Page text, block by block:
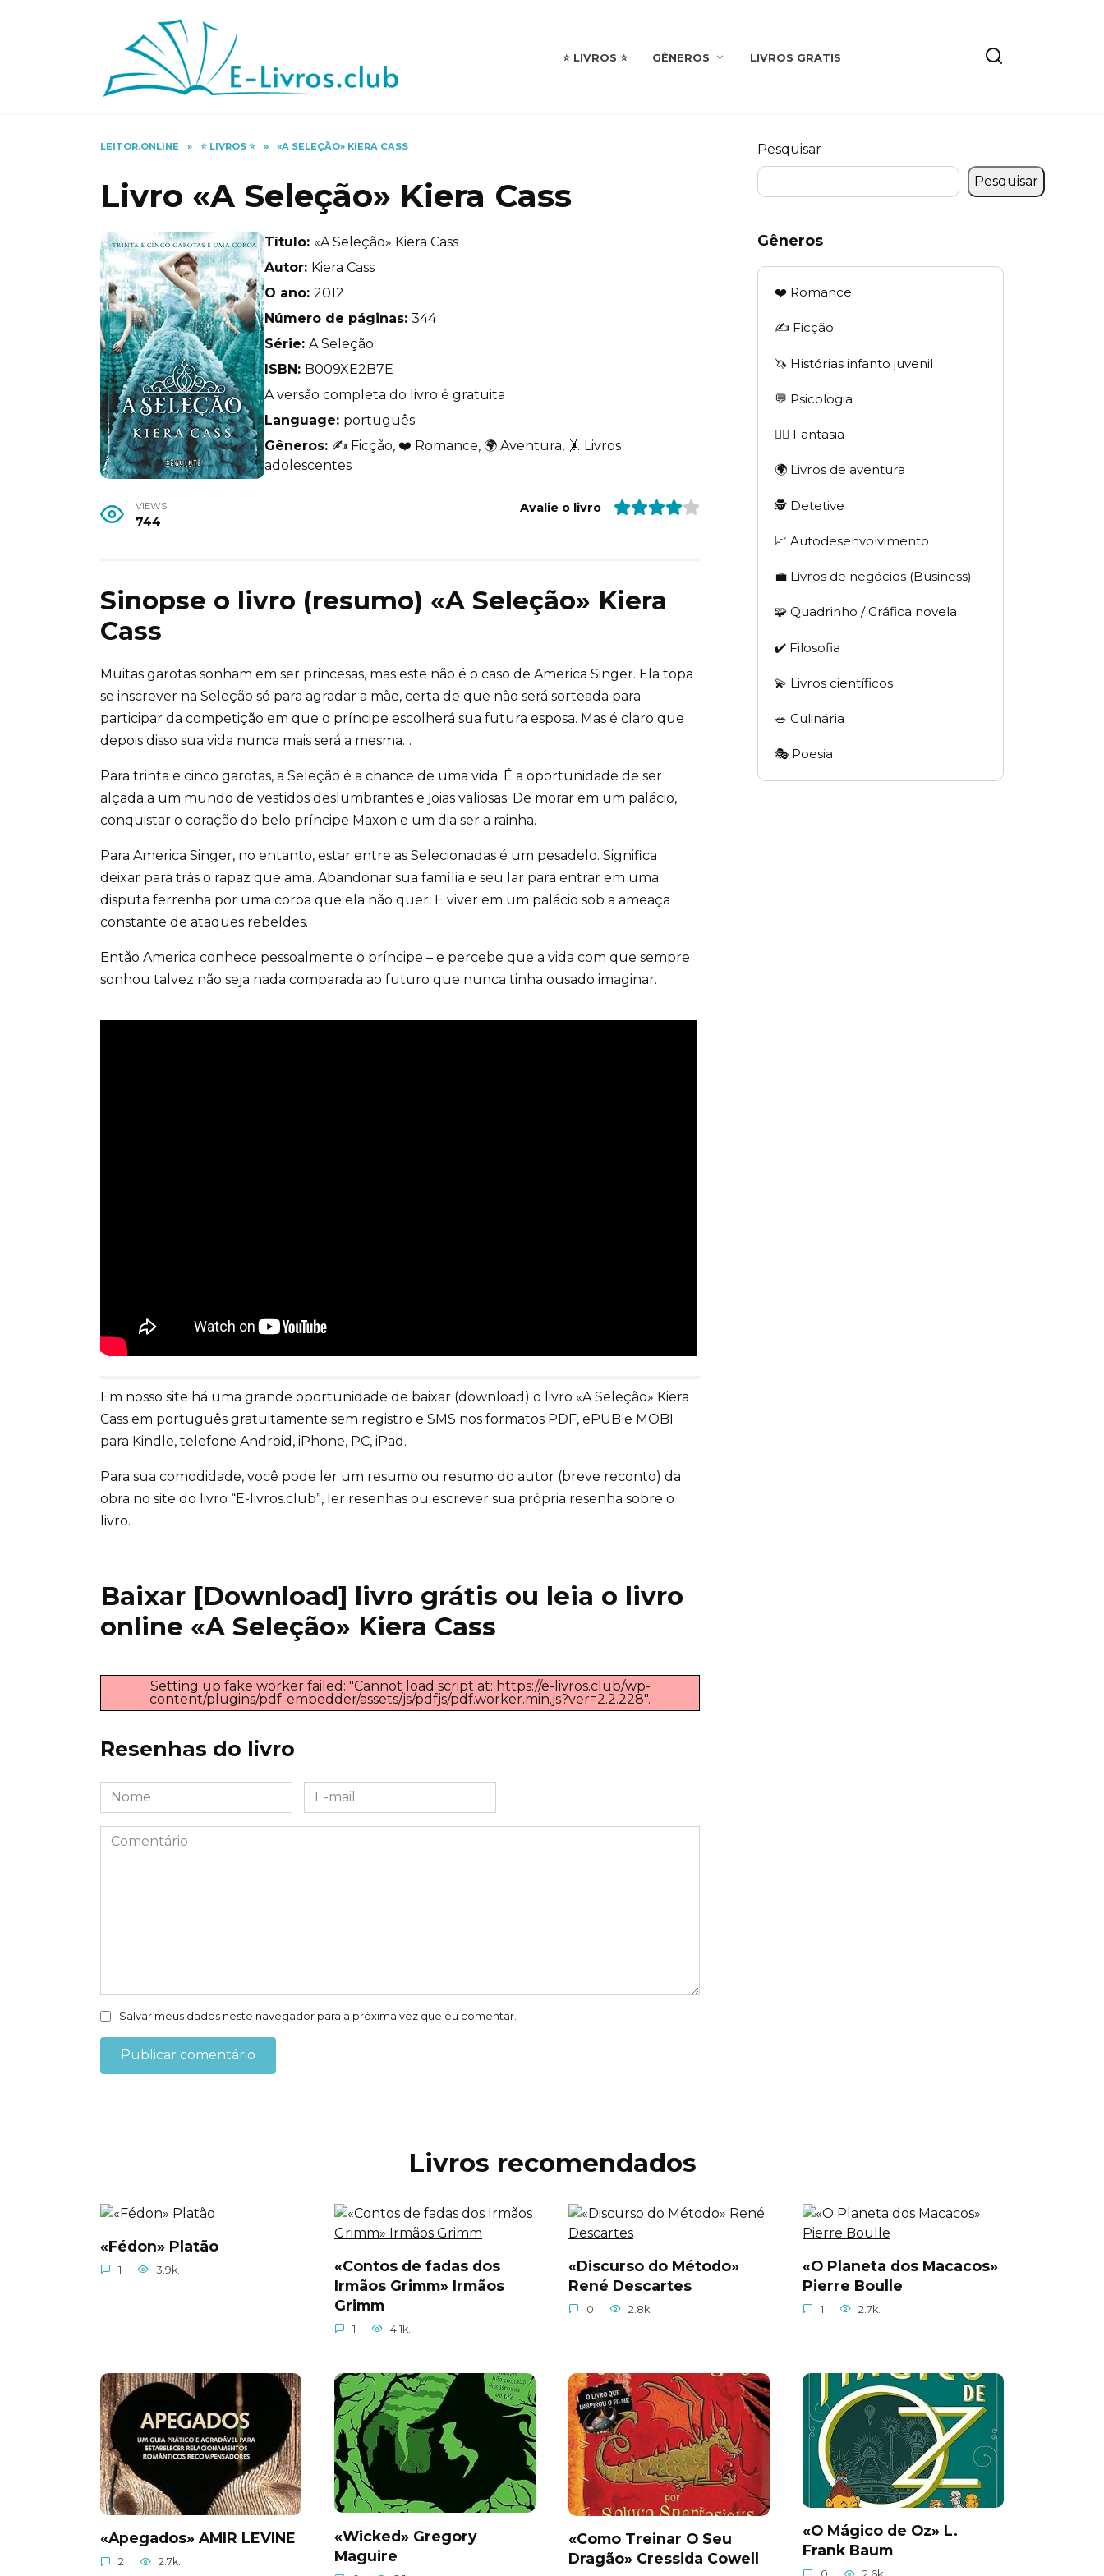
⭐️ LIVROS ⭐️ GÊNEROS LIVROS GRATIS
LEITOR.ONLINE » ⭐️ LIVROS ⭐️ » «A SELEÇÃO» KIERA CASS
Livro «A Seleção» Kiera Cass
Título: «A Seleção» Kiera Cass
Autor: Kiera Cass
O ano: 2012
Número de páginas: 344
Série: A Seleção
ISBN: B009XE2B7E
A versão completa do livro é gratuita
Language: português
Gêneros: ✍️ Ficção, ❤️ Romance, 🌍 Aventura, 🤸 Livros
adolescentes
VIEWS
744
Avalie o livro
Sinopse o livro (resumo) «A Seleção» Kiera
Cass
Muitas garotas sonham em ser princesas, mas este não é o caso de America Singer. Ela topa
se inscrever na Seleção só para agradar a mãe, certa de que não será sorteada para
participar da competição em que o príncipe escolherá sua futura esposa. Mas é claro que
depois disso sua vida nunca mais será a mesma…
Para trinta e cinco garotas, a Seleção é a chance de uma vida. É a oportunidade de ser
alçada a um mundo de vestidos deslumbrantes e joias valiosas. De morar em um palácio,
conquistar o coração do belo príncipe Maxon e um dia ser a rainha.
Para America Singer, no entanto, estar entre as Selecionadas é um pesadelo. Significa
deixar para trás o rapaz que ama. Abandonar sua família e seu lar para entrar em uma
disputa ferrenha por uma coroa que ela não quer. E viver em um palácio sob a ameaça
constante de ataques rebeldes.
Então America conhece pessoalmente o príncipe – e percebe que a vida com que sempre
sonhou talvez não seja nada comparada ao futuro que nunca tinha ousado imaginar.
Em nosso site há uma grande oportunidade de baixar (download) o livro «A Seleção» Kiera
Cass em português gratuitamente sem registro e SMS nos formatos PDF, ePUB e MOBI
para Kindle, telefone Android, iPhone, PC, iPad.
Para sua comodidade, você pode ler um resumo ou resumo do autor (breve reconto) da
obra no site do livro “E-livros.club”, ler resenhas ou escrever sua própria resenha sobre o
livro.
Baixar [Download] livro grátis ou leia o livro
online «A Seleção» Kiera Cass
Setting up fake worker failed: "Cannot load script at: https://e-livros.club/wp-
content/plugins/pdf-embedder/assets/js/pdfjs/pdf.worker.min.js?ver=2.2.228".
Resenhas do livro
Nome
*
E-
mail
*
Comentário
Salvar meus dados neste navegador para a próxima vez que eu comentar.
Pesquisar
Pesquisar
Gêneros
❤️ Romance
✍️ Ficção
🦄 Histórias infanto juvenil
💬 Psicologia
🧙‍♂️ Fantasia
🌍 Livros de aventura
🕵 Detetive
📈 Autodesenvolvimento
💼 Livros de negócios (Business)
🧩 Quadrinho / Gráfica novela
✔️ Filosofia
💫 Livros científicos
🥗 Culinária
🎭 Poesia
Livros recomendados
«Fédon» Platão
1 3.9k.
«Contos de fadas dos
Irmãos Grimm» Irmãos
Grimm
1 4.1k.
«Discurso do Método»
René Descartes
0 2.8k.
«O Planeta dos Macacos»
Pierre Boulle
1 2.7k.
«Apegados» AMIR LEVINE
2 2.7k.
«Wicked» Gregory
Maguire
«Como Treinar O Seu
Dragão» Cressida Cowell
«O Mágico de Oz» L.
Frank Baum